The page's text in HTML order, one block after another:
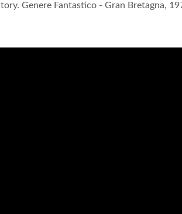
Genere Fantastico - Gran Bretagna,